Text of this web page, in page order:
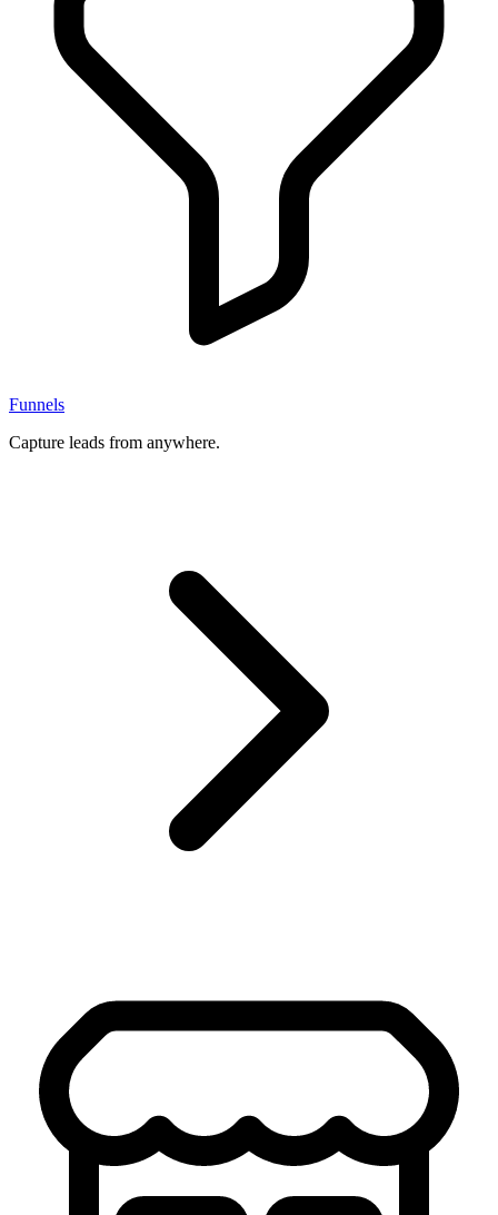
Funnels
Capture leads from anywhere.